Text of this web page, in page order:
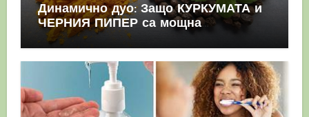
Динамично дуо: Защо КУРКУМАТА и
ЧЕРНИЯ ПИПЕР са мощна
комбинация